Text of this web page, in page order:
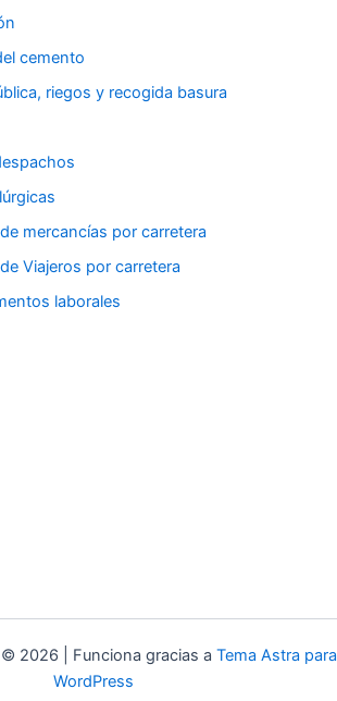
cemento
riegos y recogida basura
mercancías por carretera
Viajeros por carretera
laborales
2026 | Funciona gracias a Tema Astra para
WordPress